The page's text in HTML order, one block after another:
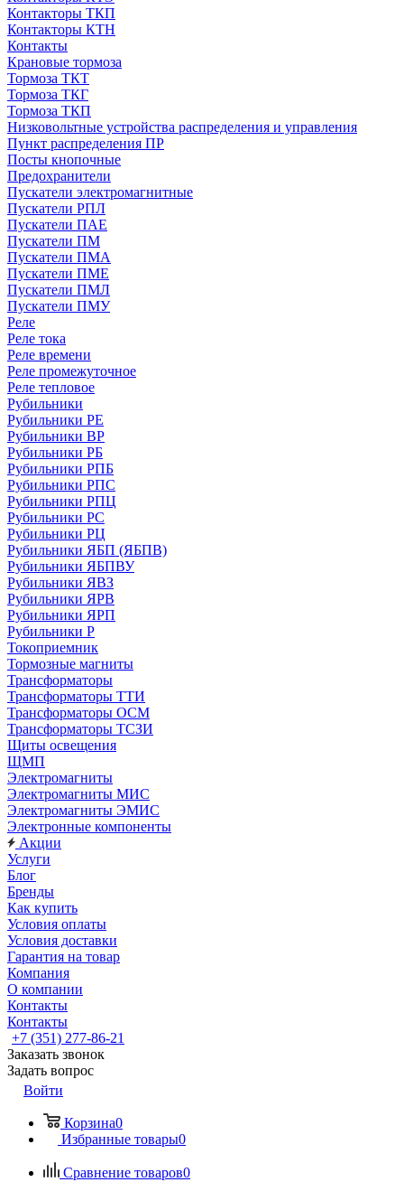
Контакторы ТКП
Контакторы КТН
Контакты
Крановые тормоза
Тормоза ТКТ
Тормоза ТКГ
Тормоза ТКП
Низковольтные устройства распределения и управления
Пункт распределения ПР
Посты кнопочные
Предохранители
Пускатели электромагнитные
Пускатели РПЛ
Пускатели ПАЕ
Пускатели ПМ
Пускатели ПМА
Пускатели ПМЕ
Пускатели ПМЛ
Пускатели ПМУ
Реле
Реле тока
Реле времени
Реле промежуточное
Реле тепловое
Рубильники
Рубильники РЕ
Рубильники ВР
Рубильники РБ
Рубильники РПБ
Рубильники РПС
Рубильники РПЦ
Рубильники РС
Рубильники РЦ
Рубильники ЯБП (ЯБПВ)
Рубильники ЯБПВУ
Рубильники ЯВЗ
Рубильники ЯРВ
Рубильники ЯРП
Рубильники Р
Токоприемник
Тормозные магниты
Трансформаторы
Трансформаторы ТТИ
Трансформаторы ОСМ
Трансформаторы ТСЗИ
Щиты освещения
ЩМП
Электромагниты
Электромагниты МИС
Электромагниты ЭМИС
Электронные компоненты
Акции
Услуги
Блог
Бренды
Как купить
Условия оплаты
Условия доставки
Гарантия на товар
Компания
О компании
Контакты
Контакты
+7 (351) 277-86-21
Заказать звонок
Задать вопрос
Войти
Корзина0
Избранные товары0
Сравнение товаров0